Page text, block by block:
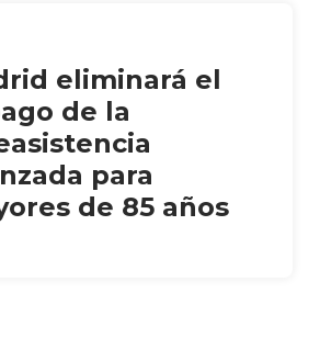
eliminará el
de la
para
de 85 años